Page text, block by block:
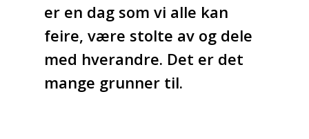
er en dag som vi alle kan
feire, være stolte av og dele
med hverandre. Det er det
mange grunner til.